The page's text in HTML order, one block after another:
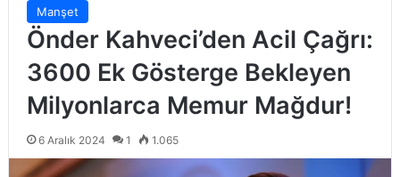
Manşet
Önder Kahveci’den Acil Çağrı:
3600 Ek Gösterge Bekleyen
Milyonlarca Memur Mağdur!
6 Aralık 2024 1 1.065